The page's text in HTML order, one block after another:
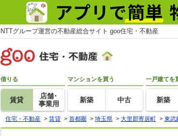
NTTグループ運営の不動産総合サイト goo住宅・不動産
借りる
賃貸
店舗･
事業用
マンションを買う
新築 中古
一戸建てを
新築
住宅・不動産 > 賃貸 > 首都圏 > 埼玉県 > 大里郡寄居町 > 東武